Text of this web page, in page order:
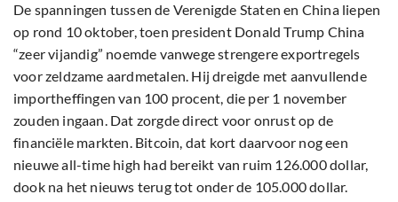
De spanningen tussen de Verenigde Staten en China liepen
op rond 10 oktober, toen president Donald Trump China
“zeer vijandig” noemde vanwege strengere exportregels
voor zeldzame aardmetalen. Hij dreigde met aanvullende
importheffingen van 100 procent, die per 1 november
zouden ingaan. Dat zorgde direct voor onrust op de
financiële markten. Bitcoin, dat kort daarvoor nog een
nieuwe all-time high had bereikt van ruim 126.000 dollar,
dook na het nieuws terug tot onder de 105.000 dollar.